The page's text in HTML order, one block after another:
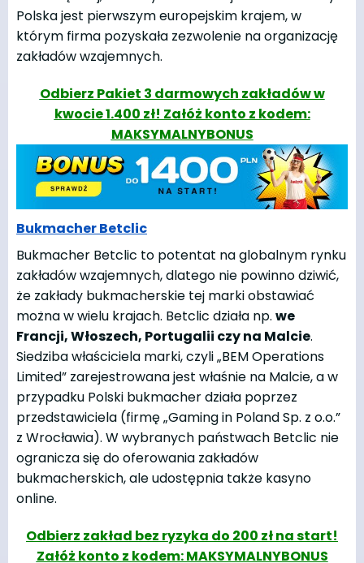
Polska jest pierwszym europejskim krajem, w
którym firma pozyskała zezwolenie na organizację
zakładów wzajemnych.
Odbierz Pakiet 3 darmowych zakładów w
kwocie 1.400 zł! Załóż konto z kodem:
MAKSYMALNYBONUS
Bukmacher Betclic
Bukmacher Betclic to potentat na globalnym rynku
zakładów wzajemnych, dlatego nie powinno dziwić,
że zakłady bukmacherskie tej marki obstawiać
można w wielu krajach. Betclic działa np. we
Francji, Włoszech, Portugalii czy na Malcie.
Siedziba właściciela marki, czyli „BEM Operations
Limited” zarejestrowana jest właśnie na Malcie, a w
przypadku Polski bukmacher działa poprzez
przedstawiciela (firmę „Gaming in Poland Sp. z o.o.”
z Wrocławia). W wybranych państwach Betclic nie
ogranicza się do oferowania zakładów
bukmacherskich, ale udostępnia także kasyno
online.
Odbierz zakład bez ryzyka do 200 zł na start!
Załóż konto z kodem: MAKSYMALNYBONUS